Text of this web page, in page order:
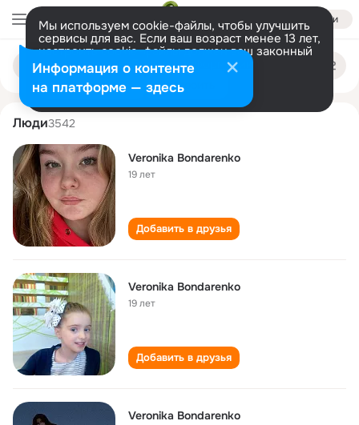
Войти
Мы используем cookie-файлы, чтобы улучшить
сервисы для вас. Если ваш возраст менее 13 лет,
настроить cookie-файлы должен ваш законный
представитель. Больше информации
Разрешить все Настроить
Поиск
людям
veronika bondarenko
Люди3542
Veronika Bondarenko
19 лет
Добавить в друзья
Veronika Bondarenko
19 лет
Добавить в друзья
Veronika Bondarenko
Информация о контенте
на платформе — здесь